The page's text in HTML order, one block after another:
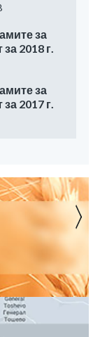
за
2018 г.
за
2017 г.